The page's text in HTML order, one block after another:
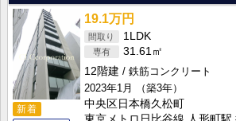
新着
19.1万円
1LDK
31.61㎡
12階建
鉄筋コンクリート
2023年1月
（築3年）
中央区日本橋久松町